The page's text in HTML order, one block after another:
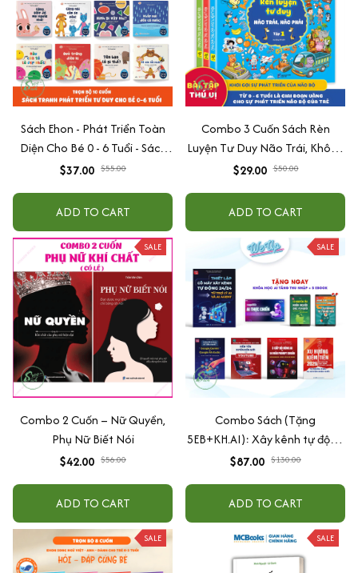
Sách Ehon - Phát Triển Toàn
Diện Cho Bé 0 - 6 Tuổi - Sách
Song Ngữ Việt - Anh
$37.00 $55.00
ADD TO CART
Combo 3 Cuốn Sách Rèn
Luyện Tư Duy Não Trái, Không
Não Phải - Đánh Thức Tiềm
$29.00 $50.00
ADD TO CART
SALE
Combo 2 Cuốn – Nữ Quyền,
Phụ Nữ Biết Nói
$42.00 $56.00
ADD TO CART
SALE
Combo Sách (Tặng
5EB+KH.AI): Xây kênh tự động
AI Agent + AI siêu mạnh + 3
+ Xu hướng
$87.00 $130.00
ADD TO CART
SALE SALE